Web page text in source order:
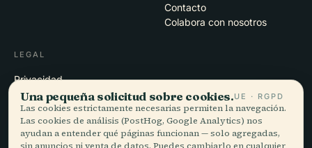
Contacto
Colabora con nosotros
LEGAL
Privacidad
Términos
Configuración de cookies
Eliminar cuenta
Una pequeña solicitud sobre cookies.UE · RGPD
Las cookies estrictamente necesarias permiten la navegación.
Las cookies de análisis (PostHog, Google Analytics) nos
ayudan a entender qué páginas funcionan — solo agregadas,
sin anuncios ni venta de datos. Puedes cambiarlo en cualquier